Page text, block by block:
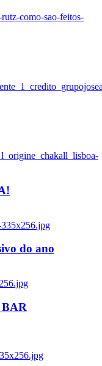
como-sao-feitos-
do ano